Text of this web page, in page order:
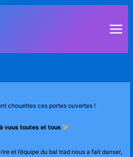
chouettes ces portes ouvertes !
vous toutes et tous
et l’équipe du bal trad nous a fait danser,